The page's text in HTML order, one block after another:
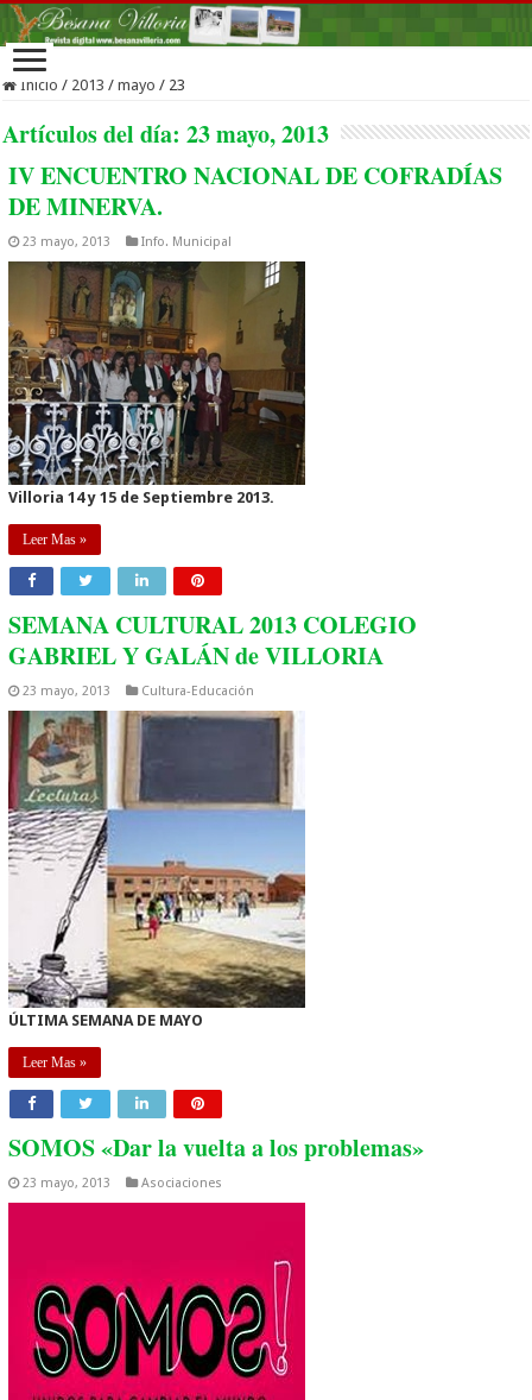
Inicio / 2013 / mayo / 23
Artículos del día:23 mayo, 2013
IV ENCUENTRO NACIONAL DE COFRADÍAS
DE MINERVA.
23 mayo, 2013 Info. Municipal
Villoria 14 y 15 de Septiembre 2013.
Leer Mas »
SEMANA CULTURAL 2013 COLEGIO
GABRIEL Y GALÁN de VILLORIA
23 mayo, 2013 Cultura-Educación
ÚLTIMA SEMANA DE MAYO
Leer Mas »
SOMOS «Dar la vuelta a los problemas»
23 mayo, 2013 Asociaciones